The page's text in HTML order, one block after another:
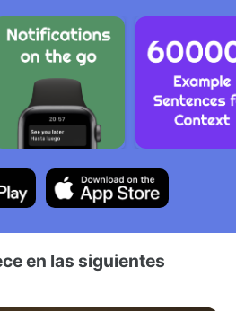
en las siguientes